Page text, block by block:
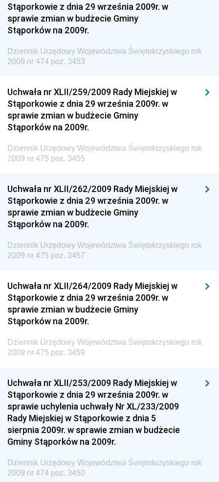
Dziennik Urzędowy Ministerstwa Rolnictwa i
Gospodarki Żywnościowej
Społecznej
Dziennik Urzędowy Ministra Cyfryzacji
Dziennik Urzędowy Ministra Infrastruktury i
Budownictwa
Dziennik Urzędowy Ministra Gospodarki Morskiej i
Dziennik Urzędowy Ministra Energii
Dziennik Urzędowy Ministra Sprawiedliwości
Dziennik Urzędowy Ministra Rozwoju i Finansów
Dziennik Urzędowy Wyższego Urzędu Górniczego
Dziennik Urzędowy Prezesa Urzędu Transportu
Kolejowego
Technologii
Dziennik Urzędowy Ministra Inwestycji i Rozwoju
Dziennik Urzędowy Naczelnego Dyrektora Archiwów
Państwowych
Dziennik Urzędowy Ministra Finansów, Inwestycji i
Rozwoju
Dziennik Urzędowy Ministra Sportu
Dziennik Urzędowy Ministra Funduszy i Polityki
Regionalnej
Dziennik Urzędowy Ministra Aktywów Państwowych
Dziennik Urzędowy Ministra Zdrowia
Dziennik Urzędowy Ministra Środowiska i Głównego
Inspektora Ochrony Środowiska
Stąporkowie z dnia 29 września 2009r. w
sprawie zmian w budżecie Gminy
Stąporków na 2009r.
Dziennik Urzędowy Województwa Świętokrzyskiego rok
2009 nr 474 poz. 3453
Uchwała nr XLII/259/2009 Rady Miejskiej w
Stąporkowie z dnia 29 września 2009r. w
sprawie zmian w budżecie Gminy
Stąporków na 2009r.
Dziennik Urzędowy Województwa Świętokrzyskiego rok
2009 nr 475 poz. 3455
Uchwała nr XLII/262/2009 Rady Miejskiej w
Stąporkowie z dnia 29 września 2009r. w
sprawie zmian w budżecie Gminy
Stąporków na 2009r.
Dziennik Urzędowy Województwa Świętokrzyskiego rok
2009 nr 475 poz. 3457
Uchwała nr XLII/264/2009 Rady Miejskiej w
Stąporkowie z dnia 29 września 2009r. w
sprawie zmian w budżecie Gminy
Stąporków na 2009r.
Dziennik Urzędowy Województwa Świętokrzyskiego rok
2009 nr 475 poz. 3459
Uchwała nr XLII/253/2009 Rady Miejskiej w
Stąporkowie z dnia 29 września 2009r. w
sprawie uchylenia uchwały Nr XL/233/2009
Rady Miejskiej w Stąporkowie z dnia 5
sierpnia 2009r. w sprawie zmian w budżecie
Gminy Stąporków na 2009r.
Dziennik Urzędowy Województwa Świętokrzyskiego rok
2009 nr 474 poz. 3450